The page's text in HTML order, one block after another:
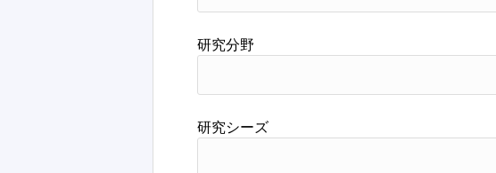
研究分野
研究シーズ